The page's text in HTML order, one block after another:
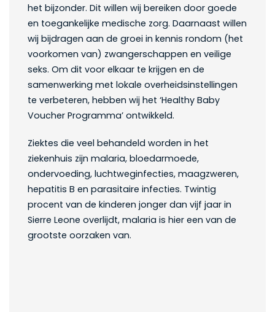
het bijzonder. Dit willen wij bereiken door goede
en toegankelijke medische zorg. Daarnaast willen
wij bijdragen aan de groei in kennis rondom (het
voorkomen van) zwangerschappen en veilige
seks. Om dit voor elkaar te krijgen en de
samenwerking met lokale overheidsinstellingen
te verbeteren, hebben wij het ‘Healthy Baby
Voucher Programma’ ontwikkeld.
Ziektes die veel behandeld worden in het
ziekenhuis zijn malaria, bloedarmoede,
ondervoeding, luchtweginfecties, maagzweren,
hepatitis B en parasitaire infecties. Twintig
procent van de kinderen jonger dan vijf jaar in
Sierre Leone overlijdt, malaria is hier een van de
grootste oorzaken van.